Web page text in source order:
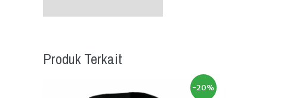
Produk Terkait
-20%